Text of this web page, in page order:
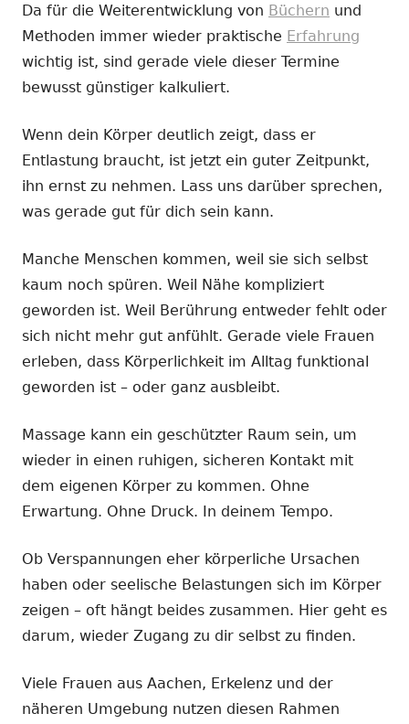
Da für die Weiterentwicklung von Büchern und
Methoden immer wieder praktische Erfahrung
wichtig ist, sind gerade viele dieser Termine
bewusst günstiger kalkuliert.
Wenn dein Körper deutlich zeigt, dass er
Entlastung braucht, ist jetzt ein guter Zeitpunkt,
ihn ernst zu nehmen. Lass uns darüber sprechen,
was gerade gut für dich sein kann.
Manche Menschen kommen, weil sie sich selbst
kaum noch spüren. Weil Nähe kompliziert
geworden ist. Weil Berührung entweder fehlt oder
sich nicht mehr gut anfühlt. Gerade viele Frauen
erleben, dass Körperlichkeit im Alltag funktional
geworden ist – oder ganz ausbleibt.
Massage kann ein geschützter Raum sein, um
wieder in einen ruhigen, sicheren Kontakt mit
dem eigenen Körper zu kommen. Ohne
Erwartung. Ohne Druck. In deinem Tempo.
Ob Verspannungen eher körperliche Ursachen
haben oder seelische Belastungen sich im Körper
zeigen – oft hängt beides zusammen. Hier geht es
darum, wieder Zugang zu dir selbst zu finden.
Viele Frauen aus Aachen, Erkelenz und der
näheren Umgebung nutzen diesen Rahmen